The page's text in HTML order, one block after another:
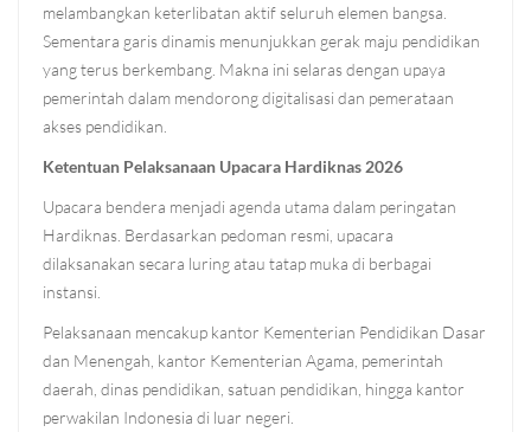
melambangkan keterlibatan aktif seluruh elemen bangsa.
Sementara garis dinamis menunjukkan gerak maju pendidikan
yang terus berkembang. Makna ini selaras dengan upaya
pemerintah dalam mendorong digitalisasi dan pemerataan
akses pendidikan.
Ketentuan Pelaksanaan Upacara Hardiknas 2026
Upacara bendera menjadi agenda utama dalam peringatan
Hardiknas. Berdasarkan pedoman resmi, upacara
dilaksanakan secara luring atau tatap muka di berbagai
instansi.
Pelaksanaan mencakup kantor Kementerian Pendidikan Dasar
dan Menengah, kantor Kementerian Agama, pemerintah
daerah, dinas pendidikan, satuan pendidikan, hingga kantor
perwakilan Indonesia di luar negeri.